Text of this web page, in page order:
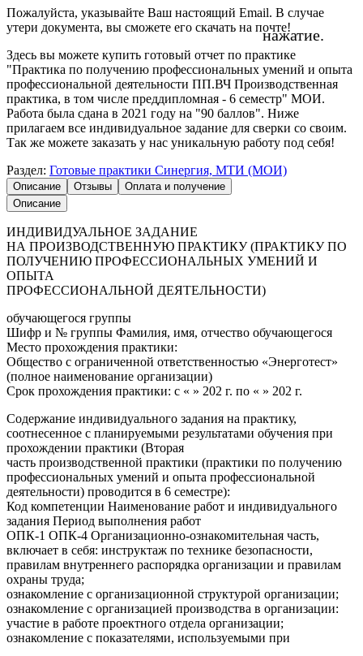
нажатие.
Пожалуйста, указывайте Ваш настоящий Email. В случае
утери документа, вы сможете его скачать на почте!
Здесь вы можете купить готовый отчет по практике
"Практика по получению профессиональных умений и опыта
профессиональной деятельности ПП.ВЧ Производственная
практика, в том числе преддипломная - 6 семестр" МОИ.
Работа была сдана в 2021 году на "90 баллов". Ниже
прилагаем все индивидуальное задание для сверки со своим.
Так же можете заказать у нас уникальную работу под себя!
Раздел: Готовые практики Синергия, МТИ (МОИ)
Описание Отзывы
Оплата и получение
Описание
ИНДИВИДУАЛЬНОЕ ЗАДАНИЕ
НА ПРОИЗВОДСТВЕННУЮ ПРАКТИКУ (ПРАКТИКУ ПО
ПОЛУЧЕНИЮ ПРОФЕССИОНАЛЬНЫХ УМЕНИЙ И
ОПЫТА
ПРОФЕССИОНАЛЬНОЙ ДЕЯТЕЛЬНОСТИ)
обучающегося группы
Шифр и № группы Фамилия, имя, отчество обучающегося
Место прохождения практики:
Общество с ограниченной ответственностью «Энерготест»
(полное наименование организации)
Срок прохождения практики: с « » 202 г. по « » 202 г.
Содержание индивидуального задания на практику,
соотнесенное с планируемыми результатами обучения при
прохождении практики (Вторая
часть производственной практики (практики по получению
профессиональных умений и опыта профессиональной
деятельности) проводится в 6 семестре):
Код компетенции Наименование работ и индивидуального
задания Период выполнения работ
ОПК-1 ОПК-4 Организационно-ознакомительная часть,
включает в себя: инструктаж по технике безопасности,
правилам внутреннего распорядка организации и правилам
охраны труда;
ознакомление с организационной структурой организации;
ознакомление с организацией производства в организации:
участие в работе проектного отдела организации;
ознакомление с показателями, используемыми при